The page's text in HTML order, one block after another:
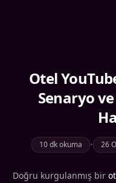
Otel
Senaryo
10 dk okuma • 26
Doğru kurgulanmış bir